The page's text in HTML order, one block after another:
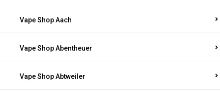
Vape Shop Aach
Vape Shop Abentheuer
Vape Shop Abtweiler